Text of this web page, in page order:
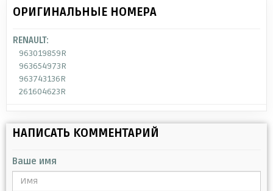
ОРИГИНАЛЬНЫЕ НОМЕРА
RENAULT:
963019859R
963654973R
963743136R
261604623R
НАПИСАТЬ КОММЕНТАРИЙ
Ваше имя